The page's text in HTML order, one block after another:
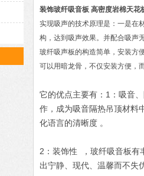
装饰玻纤吸音板 高密度岩棉天花
实现吸声的技术原理是：一是在
构，达到吸声效果。并配合吸声
玻纤吸声板的构造简单，安装方
可以用暗龙骨，不仅安装方便，
它的优点主要有：1：吸音
作，成为吸音隔热吊顶材料
化语言的清晰度 。
2：装饰性 ，玻纤吸音板有
出宁静、现代、温馨而不失